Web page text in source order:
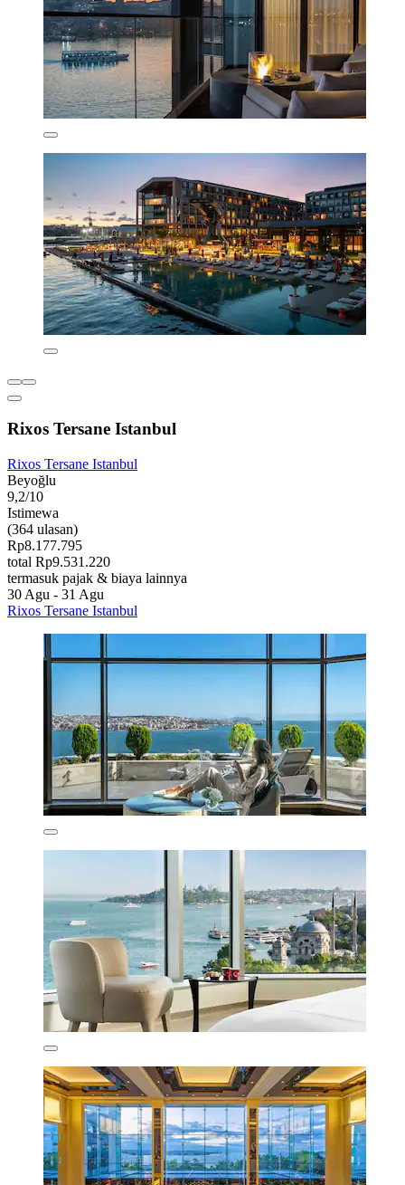
Rixos Tersane Istanbul
Rixos Tersane Istanbul
Beyoğlu
9,2/10
Istimewa
(364 ulasan)
Rp8.177.795
total Rp9.531.220
termasuk pajak & biaya lainnya
30 Agu - 31 Agu
Rixos Tersane Istanbul